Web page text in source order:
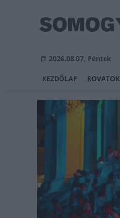
2026.08.07, Péntek
KEZDŐLAP ROVATOK